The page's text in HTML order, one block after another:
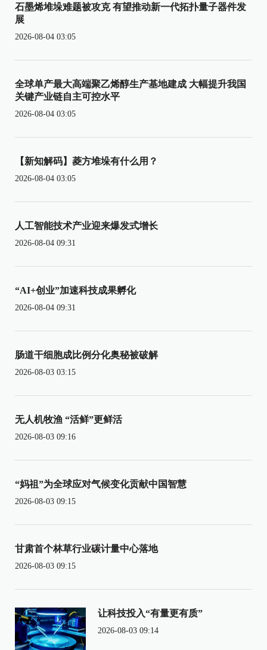
石墨烯堆垛难题被攻克 有望推动新一代拓扑量子器件发
展
2026-08-04 03:05
全球单产最大高端聚乙烯醇生产基地建成 大幅提升我国
关键产业链自主可控水平
2026-08-04 03:05
【新知解码】菱方堆垛有什么用？
2026-08-04 03:05
人工智能技术产业迎来爆发式增长
2026-08-04 09:31
“AI+创业”加速科技成果孵化
2026-08-04 09:31
肠道干细胞成比例分化奥秘被破解
2026-08-03 03:15
无人机牧渔 “活鲜”更鲜活
2026-08-03 09:16
“妈祖”为全球应对气候变化贡献中国智慧
2026-08-03 09:15
甘肃首个林草行业碳计量中心落地
2026-08-03 09:15
让科技投入“有量更有质”
2026-08-03 09:14